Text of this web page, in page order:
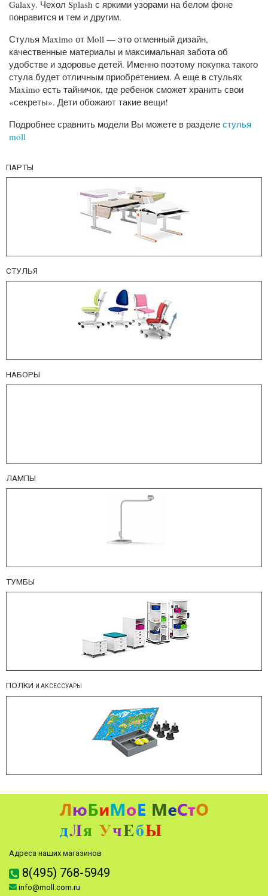
Galaxy. Чехол Splash с яркими узорами на белом фоне
понравится и тем и другим.
Стулья Maximo от Moll — это отменный дизайн,
качественные материалы и максимальная забота об
удобстве и здоровье детей. Именно поэтому покупка такого
стула будет отличным приобретением. А еще в стульях
Maximo есть тайничок, где ребенок сможет хранить свои
«секреты». Дети обожают такие вещи!
Подробнее сравнить модели Вы можете в разделе стулья
moll
ПАРТЫ
СТУЛЬЯ
НАБОРЫ
ЛАМПЫ
ТУМБЫ
ПОЛКИ И АКСЕССУАРЫ
Адреса наших магазинов
8(495) 768-5949
info@moll.com.ru